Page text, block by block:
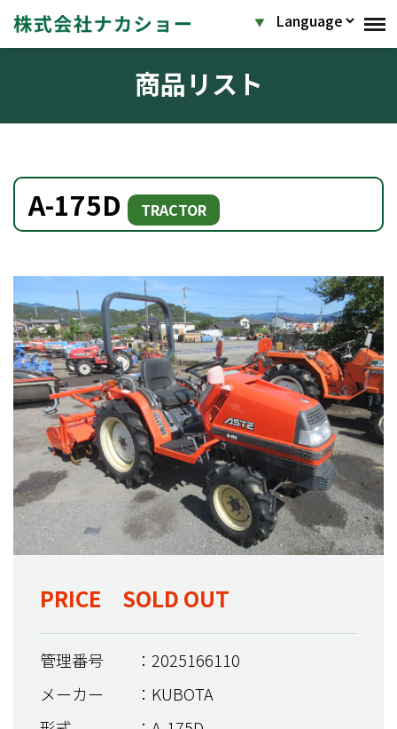
商品リスト
A-175D TRACTOR
PRICE SOLD OUT
管理番号
：2025166110
メーカー
：KUBOTA